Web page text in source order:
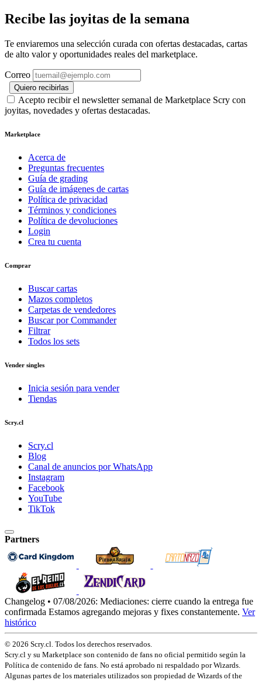
Recibe las joyitas de la semana
Te enviaremos una selección curada con ofertas destacadas, cartas
de alto valor y oportunidades reales del marketplace.
Correo
Quiero recibirlas
Acepto recibir el newsletter semanal de Marketplace Scry con
joyitas, novedades y ofertas destacadas.
Marketplace
Acerca de
Preguntas frecuentes
Guía de grading
Guía de imágenes de cartas
Política de privacidad
Términos y condiciones
Política de devoluciones
Login
Crea tu cuenta
Comprar
Buscar cartas
Mazos completos
Carpetas de vendedores
Buscar por Commander
Filtrar
Todos los sets
Vender singles
Inicia sesión para vender
Tiendas
Scry.cl
Scry.cl
Blog
Canal de anuncios por WhatsApp
Instagram
Facebook
YouTube
TikTok
Partners
Changelog • 07/08/2026: Mediaciones: cierre cuando la entrega fue
confirmada Estamos agregando mejoras y fixes constantemente. Ver
histórico
© 2026 Scry.cl. Todos los derechos reservados.
Scry.cl y su Marketplace son contenido de fans no oficial permitido según la
Política de contenido de fans. No está aprobado ni respaldado por Wizards.
Algunas partes de los materiales utilizados son propiedad de Wizards of the